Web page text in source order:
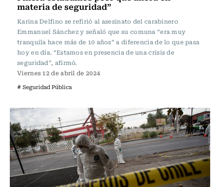
materia de seguridad”
Karina Delfino se refirió al asesinato del carabinero
Emmanuel Sánchez y señaló que su comuna “era muy
tranquila hace más de 10 años” a diferencia de lo que pasa
hoy en día. “Estamos en presencia de una crisis de
seguridad”, afirmó.
Viernes 12 de abril de 2024
# Seguridad Pública